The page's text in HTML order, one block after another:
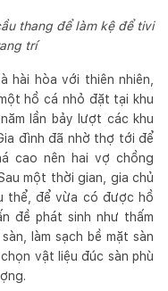
thang để làm kệ để tivi
trí
hài hòa với thiên nhiên,
hồ cá nhỏ đặt tại khu
lần bảy lượt các khu
đình đã nhờ thợ tới để
cao nên hai vợ chồng
một thời gian, gia chủ
thể, để vừa có được hồ
đề phát sinh như thấm
làm sạch bề mặt sàn
vật liệu đúc sàn phù